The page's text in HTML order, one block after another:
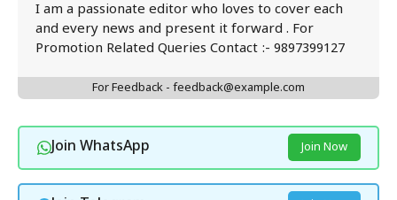
I am a passionate editor who loves to cover each
and every news and present it forward . For
Promotion Related Queries Contact :- 9897399127
For Feedback - feedback@example.com
Join WhatsApp Join Now